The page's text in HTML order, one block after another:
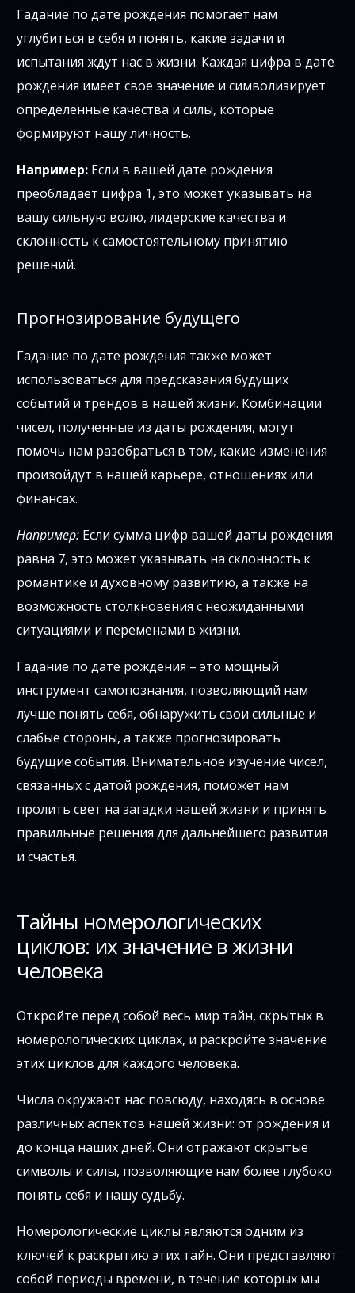
Гадание по дате рождения помогает нам
углубиться в себя и понять, какие задачи и
испытания ждут нас в жизни. Каждая цифра в дате
рождения имеет свое значение и символизирует
определенные качества и силы, которые
формируют нашу личность.
Например: Если в вашей дате рождения
преобладает цифра 1, это может указывать на
вашу сильную волю, лидерские качества и
склонность к самостоятельному принятию
решений.
Прогнозирование будущего
Гадание по дате рождения также может
использоваться для предсказания будущих
событий и трендов в нашей жизни. Комбинации
чисел, полученные из даты рождения, могут
помочь нам разобраться в том, какие изменения
произойдут в нашей карьере, отношениях или
финансах.
Например: Если сумма цифр вашей даты рождения
равна 7, это может указывать на склонность к
романтике и духовному развитию, а также на
возможность столкновения с неожиданными
ситуациями и переменами в жизни.
Гадание по дате рождения – это мощный
инструмент самопознания, позволяющий нам
лучше понять себя, обнаружить свои сильные и
слабые стороны, а также прогнозировать
будущие события. Внимательное изучение чисел,
связанных с датой рождения, поможет нам
пролить свет на загадки нашей жизни и принять
правильные решения для дальнейшего развития
и счастья.
Тайны номерологических
циклов: их значение в жизни
человека
Откройте перед собой весь мир тайн, скрытых в
номерологических циклах, и раскройте значение
этих циклов для каждого человека.
Числа окружают нас повсюду, находясь в основе
различных аспектов нашей жизни: от рождения и
до конца наших дней. Они отражают скрытые
символы и силы, позволяющие нам более глубоко
понять себя и нашу судьбу.
Номерологические циклы являются одним из
ключей к раскрытию этих тайн. Они представляют
собой периоды времени, в течение которых мы